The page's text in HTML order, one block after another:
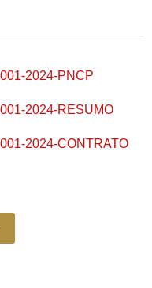
2024-PNCP
2024-RESUMO
2024-CONTRATO